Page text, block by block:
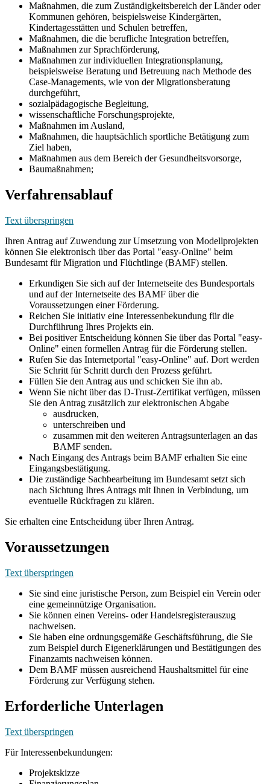
Maßnahmen, die zum Zuständigkeitsbereich der Länder oder
Kommunen gehören, beispielsweise Kindergärten,
Kindertagesstätten und Schulen betreffen,
Maßnahmen, die die berufliche Integration betreffen,
Maßnahmen zur Sprachförderung,
Maßnahmen zur individuellen Integrationsplanung,
beispielsweise Beratung und Betreuung nach Methode des
Case-Managements, wie von der Migrationsberatung
durchgeführt,
sozialpädagogische Begleitung,
wissenschaftliche Forschungsprojekte,
Maßnahmen im Ausland,
Maßnahmen, die hauptsächlich sportliche Betätigung zum
Ziel haben,
Maßnahmen aus dem Bereich der Gesundheitsvorsorge,
Baumaßnahmen;
Verfahrensablauf
Text überspringen
Ihren Antrag auf Zuwendung zur Umsetzung von Modellprojekten
können Sie elektronisch über das Portal "easy-Online" beim
Bundesamt für Migration und Flüchtlinge (BAMF) stellen.
Erkundigen Sie sich auf der Internetseite des Bundesportals
und auf der Internetseite des BAMF über die
Voraussetzungen einer Förderung.
Reichen Sie initiativ eine Interessenbekundung für die
Durchführung Ihres Projekts ein.
Bei positiver Entscheidung können Sie über das Portal "easy-
Online" einen formellen Antrag für die Förderung stellen.
Rufen Sie das Internetportal "easy-Online" auf. Dort werden
Sie Schritt für Schritt durch den Prozess geführt.
Füllen Sie den Antrag aus und schicken Sie ihn ab.
Wenn Sie nicht über das D-Trust-Zertifikat verfügen, müssen
Sie den Antrag zusätzlich zur elektronischen Abgabe
ausdrucken,
unterschreiben und
zusammen mit den weiteren Antragsunterlagen an das
BAMF senden.
Nach Eingang des Antrags beim BAMF erhalten Sie eine
Eingangsbestätigung.
Die zuständige Sachbearbeitung im Bundesamt setzt sich
nach Sichtung Ihres Antrags mit Ihnen in Verbindung, um
eventuelle Rückfragen zu klären.
Sie erhalten eine Entscheidung über Ihren Antrag.
Voraussetzungen
Text überspringen
Sie sind eine juristische Person, zum Beispiel ein Verein oder
eine gemeinnützige Organisation.
Sie können einen Vereins- oder Handelsregisterauszug
nachweisen.
Sie haben eine ordnungsgemäße Geschäftsführung, die Sie
zum Beispiel durch Eigenerklärungen und Bestätigungen des
Finanzamts nachweisen können.
Dem BAMF müssen ausreichend Haushaltsmittel für eine
Förderung zur Verfügung stehen.
Erforderliche Unterlagen
Text überspringen
Für Interessenbekundungen:
Projektskizze